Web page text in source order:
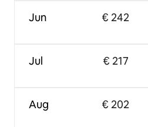
Jun
Jul
Aug
€ 242
€ 217
€ 202